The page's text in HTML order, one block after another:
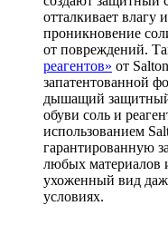
отталкивает влагу
проникновение
от повреждений.
реагентов» от
запатентованной
дышащий защитный
обуви соль и
использованием
гарантированную
любых материалов
ухоженный вид
условиях.